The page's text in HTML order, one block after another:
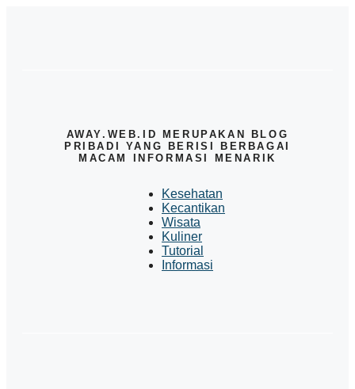
AWAY.WEB.ID MERUPAKAN BLOG
PRIBADI YANG BERISI BERBAGAI
MACAM INFORMASI MENARIK
Kesehatan
Kecantikan
Wisata
Kuliner
Tutorial
Informasi